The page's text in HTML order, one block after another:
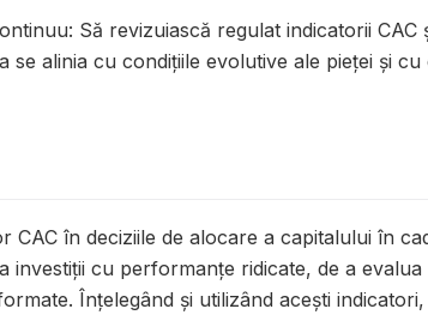
Să revizuiască regulat indicatorii CAC
se alinia cu condițiile evolutive ale pieței și
CAC în deciziile de alocare a capitalului în
investiții cu performanțe ridicate, de a
Înțelegând și utilizând acești